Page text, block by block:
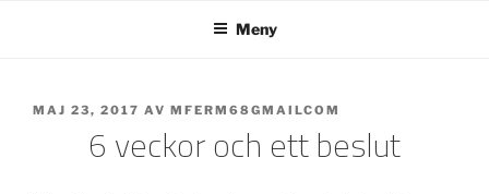
Meny
PUBLICERAT
MAJ 23, 2017 AV MFERM68GMAILCOM
6 veckor och ett beslut